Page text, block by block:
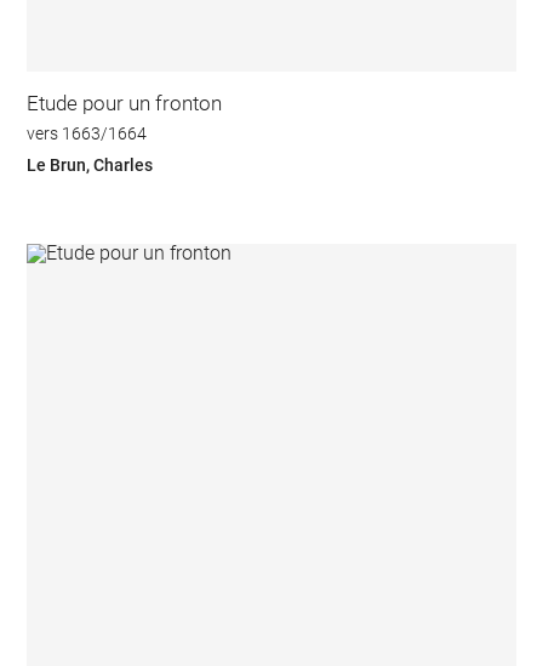
Etude pour un fronton
vers 1663/1664
Le Brun, Charles